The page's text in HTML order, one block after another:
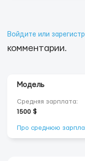
Войдите или
комментарии.
Модель
Средняя зарплата:
1500 $
Про среднюю